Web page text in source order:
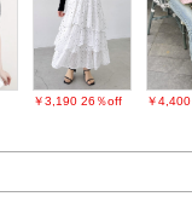
￥3,190 26％off ￥4,400